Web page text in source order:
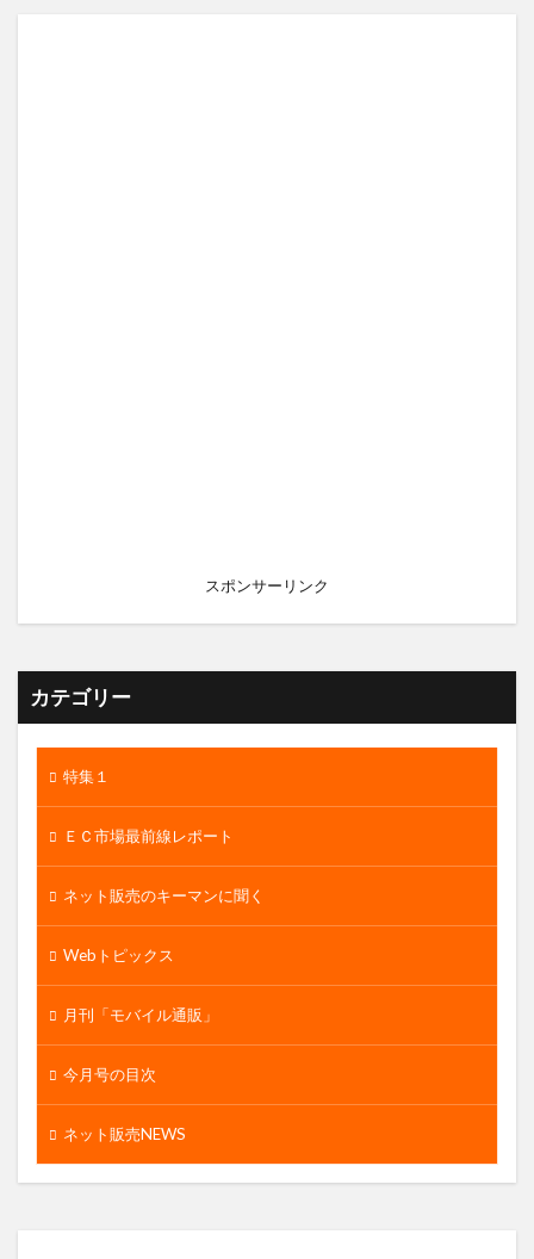
スポンサーリンク
カテゴリー
特集１
ＥＣ市場最前線レポート
ネット販売のキーマンに聞く
Webトピックス
月刊「モバイル通販」
今月号の目次
ネット販売NEWS